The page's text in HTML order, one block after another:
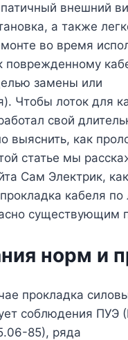
внешний
а также
во время
поврежденному
замены или
Чтобы лоток для
свой
выяснить, как
статье мы
Сам Электрик, как
кабеля по
существующим
норм и
прокладка
соблюдения ПУЭ
85), ряда